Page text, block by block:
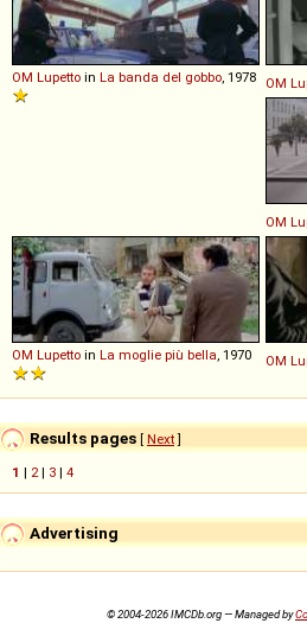
OM Lupetto in La banda del gobbo, 1978 OM
OM
OM Lupetto in La moglie più bella, 1970 OM
Results pages [ Next]
1 | 2| 3 | 4
Advertising
© 2004-2026 IMCDb.org — Managed by